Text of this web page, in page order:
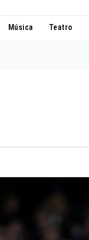
Música Teatro